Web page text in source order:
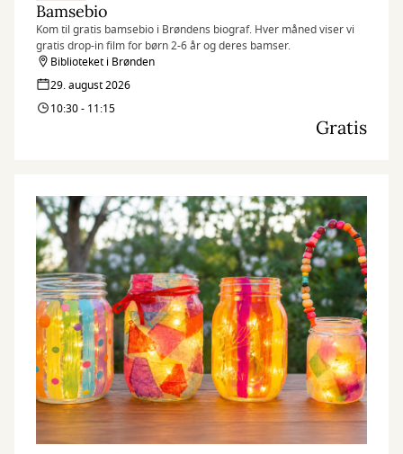
Bamsebio
Kom til gratis bamsebio i Brøndens biograf. Hver måned viser vi
gratis drop-in film for børn 2-6 år og deres bamser.
Biblioteket i Brønden
29. august 2026
10:30 - 11:15
Gratis